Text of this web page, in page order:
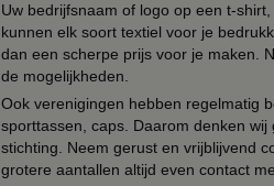
Uw bedrijfsnaam of logo op een t-
kunnen elk soort textiel voor je
dan een scherpe prijs voor je maken.
de mogelijkheden.
Ook verenigingen hebben regelmatig
sporttassen, caps. Daarom denken
stichting. Neem gerust en vrijblijvend
grotere aantallen altijd even contact